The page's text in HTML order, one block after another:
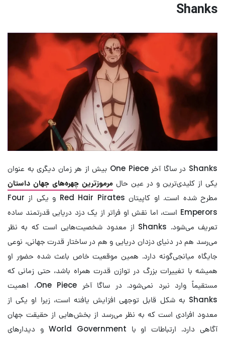
Shanks
Shanks در ساگا آخر One Piece بیش از هر زمان دیگری به عنوان
یکی از کلیدی‌ترین و در عین حال مرموزترین چهره‌های جهان داستان
مطرح شده است. او کاپیتان Red Hair Pirates و یکی از Four
Emperors است، اما نقش او فراتر از یک دزد دریایی قدرتمند ساده
تعریف می‌شود. Shanks از معدود شخصیت‌هایی است که به نظر
می‌رسد هم در دنیای دزدان دریایی و هم در ساختار قدرت جهانی، نوعی
جایگاه میانجی‌گونه دارد. همین موقعیت خاص باعث شده حضور او
همیشه با تغییرات بزرگ در توازن قدرت همراه باشد، حتی زمانی که
مستقیماً وارد نبرد نمی‌شود. در ساگا آخر One Piece، اهمیت
Shanks به شکل قابل توجهی افزایش یافته است، زیرا او یکی از
معدود افرادی است که به نظر می‌رسد از بخش‌هایی از حقیقت جهان
آگاهی دارد. ارتباطات او با World Government و دیدارهای